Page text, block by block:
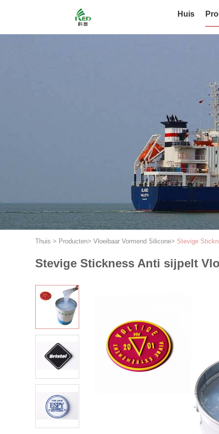
Huis
Thuis > Producten> Vloeibaar Vormend Silicone> Stevige
Stevige Stickness Anti sijpelt